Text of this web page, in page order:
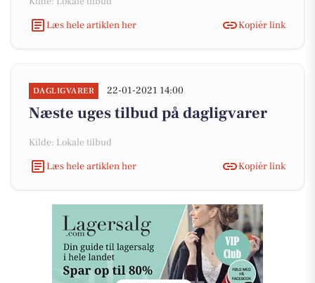
Læs hele artiklen her
Kopiér link
DAGLIGVARER 22-01-2021 14:00
Næste uges tilbud på dagligvarer
Kilde: Lokale tilbud
Læs hele artiklen her
Kopiér link